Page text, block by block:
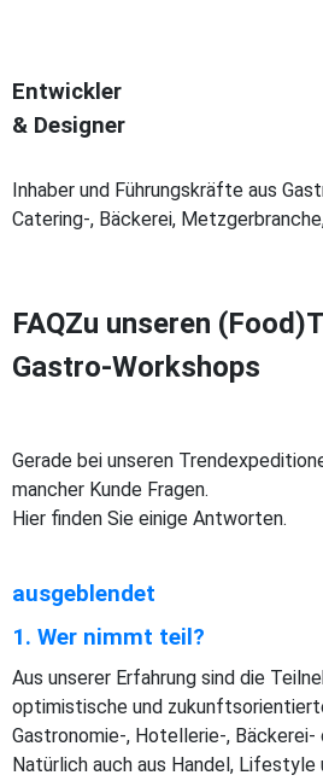
Entwickler
& Designer
Inhaber und Führungskräfte aus
Catering-, Bäckerei,
FAQZu unseren
Gastro-Workshops
Gerade bei unseren
mancher Kunde Fragen.
Hier finden Sie einige Antworten.
ausgeblendet
1. Wer nimmt teil?
Aus unserer Erfahrung sind die
optimistische und
Gastronomie-, Hotellerie-, Bäckerei-
Natürlich auch aus Handel,